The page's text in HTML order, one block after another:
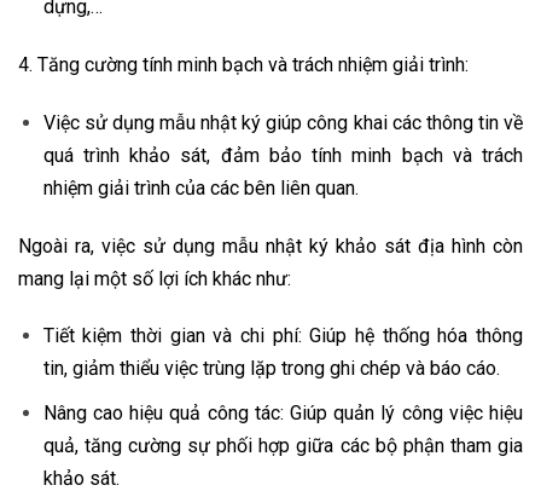
dựng,…
4. Tăng cường tính minh bạch và trách nhiệm giải trình:
Việc sử dụng mẫu nhật ký giúp công khai các thông tin về
quá trình khảo sát, đảm bảo tính minh bạch và trách
nhiệm giải trình của các bên liên quan.
Ngoài ra, việc sử dụng mẫu nhật ký khảo sát địa hình còn
mang lại một số lợi ích khác như:
Tiết kiệm thời gian và chi phí: Giúp hệ thống hóa thông
tin, giảm thiểu việc trùng lặp trong ghi chép và báo cáo.
Nâng cao hiệu quả công tác: Giúp quản lý công việc hiệu
quả, tăng cường sự phối hợp giữa các bộ phận tham gia
khảo sát.